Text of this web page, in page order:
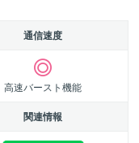
通信速度
高速バースト機能
関連情報